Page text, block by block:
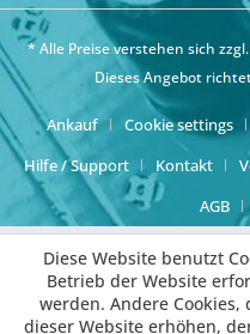
* Alle Preise verstehen sich
Dieses Angebot
Ankauf Cookie settings
Hilfe / Support
Kontakt
AGB
Diese Website benutzt
Betrieb der Website
werden. Andere
dieser Website erhöhen,